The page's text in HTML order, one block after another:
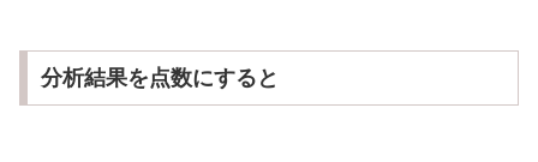
分析結果を点数にすると